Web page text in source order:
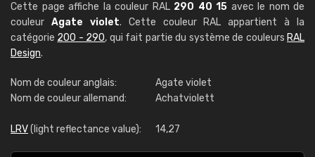
Cette page affiche la couleur RAL 290 40 15 avec le nom de
couleur Agate violet. Cette couleur RAL appartient à la
catégorie 200 - 290, qui fait partie du système de couleurs RAL
Design.
Nom de couleur anglais:
Agate violet
Nom de couleur allemand:
Achatviolett
LRV(light reflectance value): 14,27